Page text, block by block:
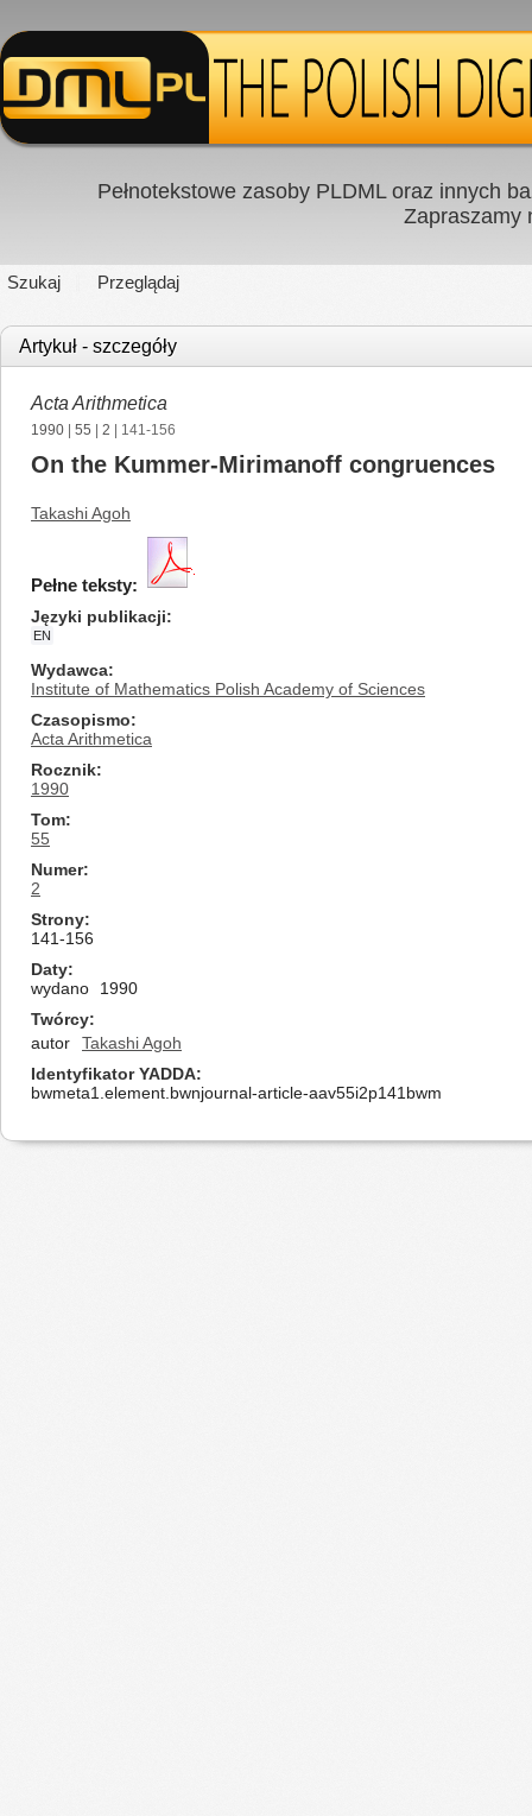
Pełnotekstowe zasoby PLDML oraz innych
Zapraszamy
Szukaj Przeglądaj
Artykuł - szczegóły
Acta Arithmetica
1990 55 2 | 141-156
On the Kummer-Mirimanoff congruences
Takashi Agoh
Pełne teksty:
Języki publikacji
EN
Wydawca
Institute of Mathematics Polish Academy of Sciences
Czasopismo
Acta Arithmetica
Rocznik
1990
Tom
55
Numer
2
Strony
141-156
Daty
wydano
1990
Twórcy
autor
Takashi Agoh
Identyfikator YADDA
bwmeta1.element.bwnjournal-article-aav55i2p141bwm